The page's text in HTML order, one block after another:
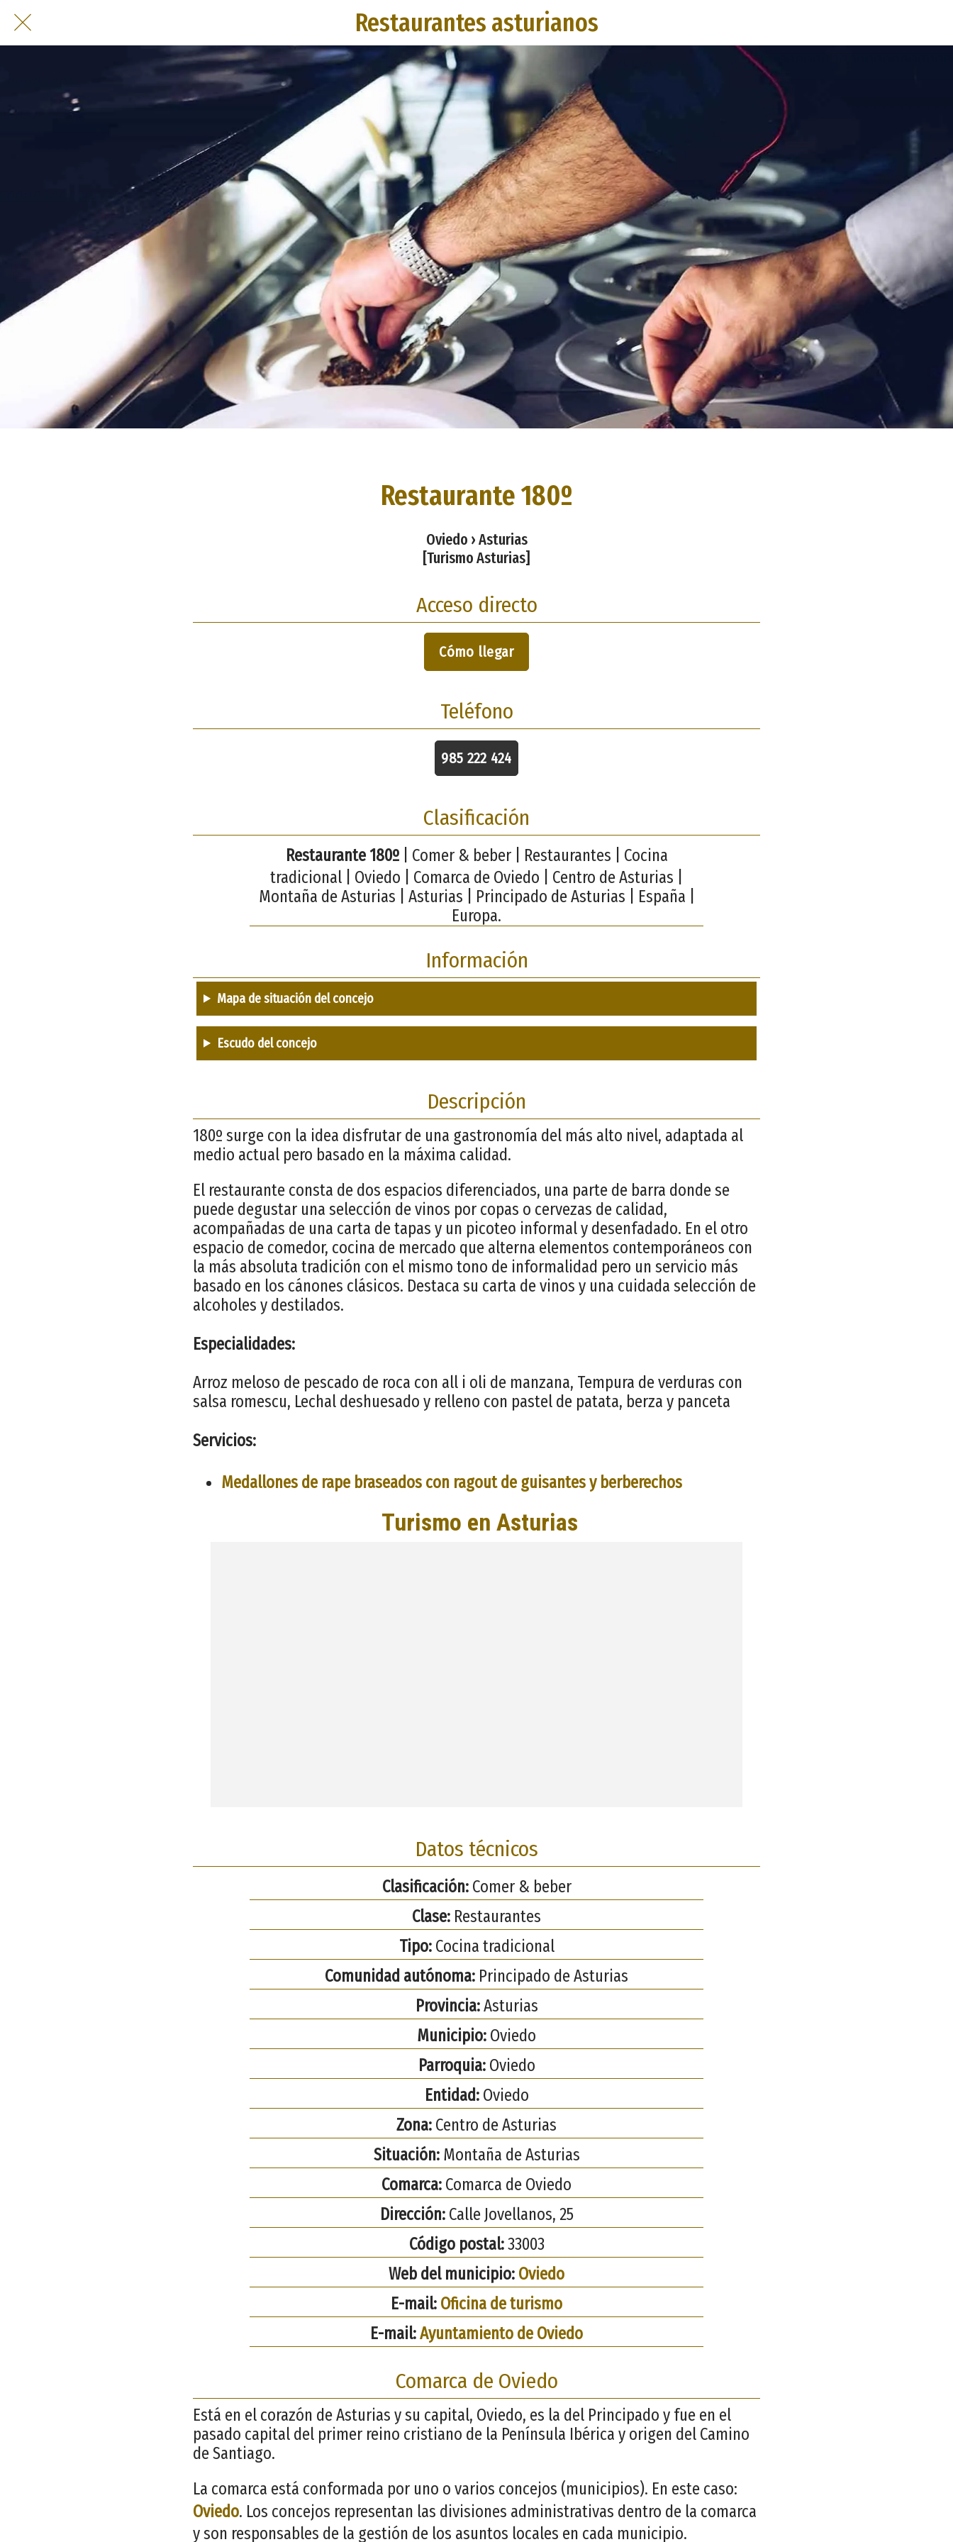
Restaurantes asturianos
Restaurante 180º
Oviedo › Asturias
[Turismo Asturias]
Acceso directo
Cómo llegar
Teléfono
985 222 424
Clasificación
Restaurante 180º| Comer & beber | Restaurantes | Cocina
tradicional | Oviedo | Comarca de Oviedo | Centro de Asturias |
Montaña de Asturias | Asturias | Principado de Asturias | España |
Europa.
Información
Mapa de situación del concejo
Escudo del concejo
Descripción
180º surge con la idea disfrutar de una gastronomía del más alto nivel, adaptada al
medio actual pero basado en la máxima calidad.
El restaurante consta de dos espacios diferenciados, una parte de barra donde se
puede degustar una selección de vinos por copas o cervezas de calidad,
acompañadas de una carta de tapas y un picoteo informal y desenfadado. En el otro
espacio de comedor, cocina de mercado que alterna elementos contemporáneos con
la más absoluta tradición con el mismo tono de informalidad pero un servicio más
basado en los cánones clásicos. Destaca su carta de vinos y una cuidada selección de
alcoholes y destilados.
Especialidades:
Arroz meloso de pescado de roca con all i oli de manzana, Tempura de verduras con
salsa romescu, Lechal deshuesado y relleno con pastel de patata, berza y panceta
Servicios:
Medallones de rape braseados con ragout de guisantes y berberechos
Datos técnicos
Clasificación:Comer & beber
Clase: Restaurantes
Tipo:Cocina tradicional
Comunidad autónoma: Principado de Asturias
Provincia:Asturias
Municipio: Oviedo
Parroquia:Oviedo
Entidad:Oviedo
Zona: Centro de Asturias
Situación:Montaña de Asturias
Comarca: Comarca de Oviedo
Dirección:Calle Jovellanos, 25
Código postal:33003
Web del municipio: Oviedo
E-mail: Oficina de turismo
E-mail:Ayuntamiento de Oviedo
Comarca de Oviedo
Está en el corazón de Asturias y su capital, Oviedo, es la del Principado y fue en el
pasado capital del primer reino cristiano de la Península Ibérica y origen del Camino
de Santiago.
La comarca está conformada por uno o varios concejos (municipios). En este caso:
Oviedo. Los concejos representan las divisiones administrativas dentro de la comarca
y son responsables de la gestión de los asuntos locales en cada municipio.